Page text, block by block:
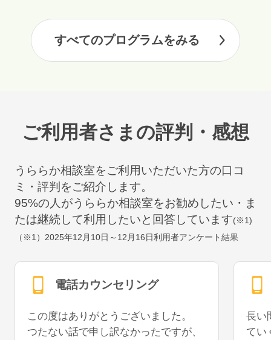
すべてのプログラムをみる
ご利用者さまの評判・感想
うららか相談室をご利用いただいた方の口コ
ミ・評判をご紹介します。
95%の人がうららか相談室をお勧めしたい・ま
たは継続して利用したいと回答しています(※1)
（※1） 2025年12月10日～12月16日利用者アンケート結果
電話カウンセリング
この度はありがとうございました。
つたない話で申し訳なかったですが、
長い
てい